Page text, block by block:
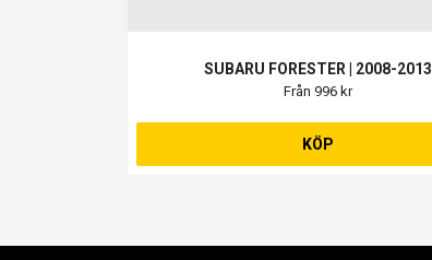
SUBARU FORESTER | 2008-2013
Från 996 kr
KÖP